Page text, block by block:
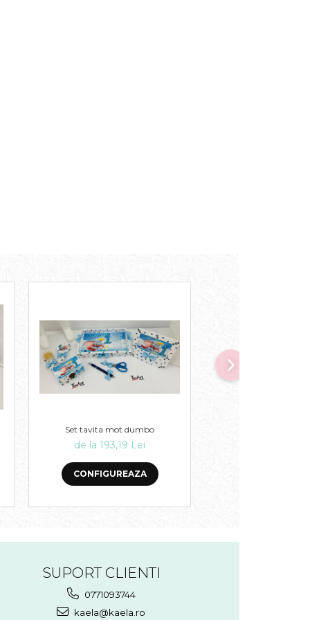
Set tavita mot dumbo
de la 193,19 Lei
CONFIGUREAZA
SUPORT CLIENTI
0771093744
kaela@kaela.ro